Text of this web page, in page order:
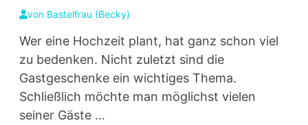
von Bastelfrau (Becky)
Wer eine Hochzeit plant, hat ganz schon viel
zu bedenken. Nicht zuletzt sind die
Gastgeschenke ein wichtiges Thema.
Schließlich möchte man möglichst vielen
seiner Gäste …